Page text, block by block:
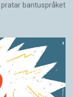
bantuspråket